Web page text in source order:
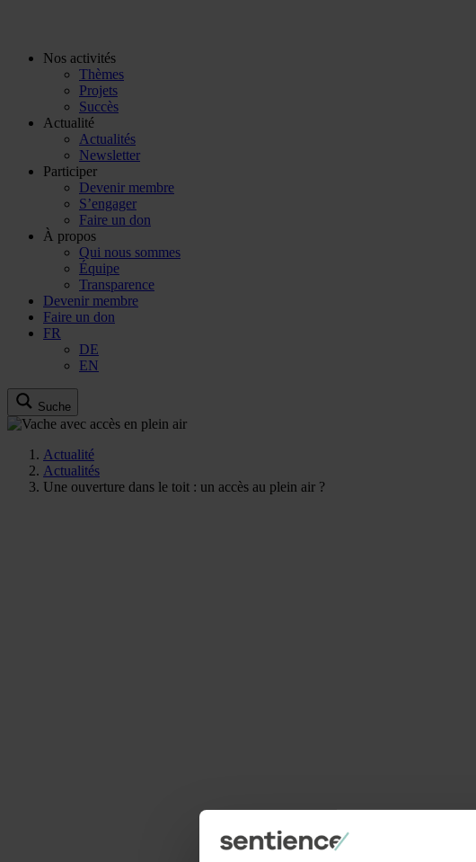
Nos activités
Thèmes
Projets
Succès
Actualité
Actualités
Newsletter
Participer
Devenir membre
S’engager
Faire un don
À propos
Qui nous sommes
Équipe
Transparence
Devenir membre
Faire un don
FR
DE
EN
Suche
Actualité
Actualités
Une ouverture dans le toit : un accès au plein air ?